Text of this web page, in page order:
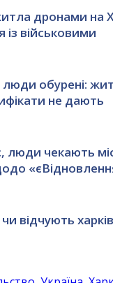
дронами на
військовими
люди обурені:
не дають
люди чекають
відчують